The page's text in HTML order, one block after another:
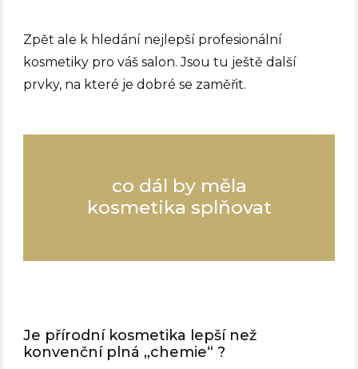
Zpět ale k hledání nejlepší profesionální
kosmetiky pro váš salon. Jsou tu ještě další
prvky, na které je dobré se zaměřit.
co dál by měla
kosmetika splňovat
Je přírodní kosmetika lepší než
konvenční plná „chemie“ ?